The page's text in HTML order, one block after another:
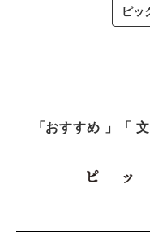
ピッ
「おすすめ 」「